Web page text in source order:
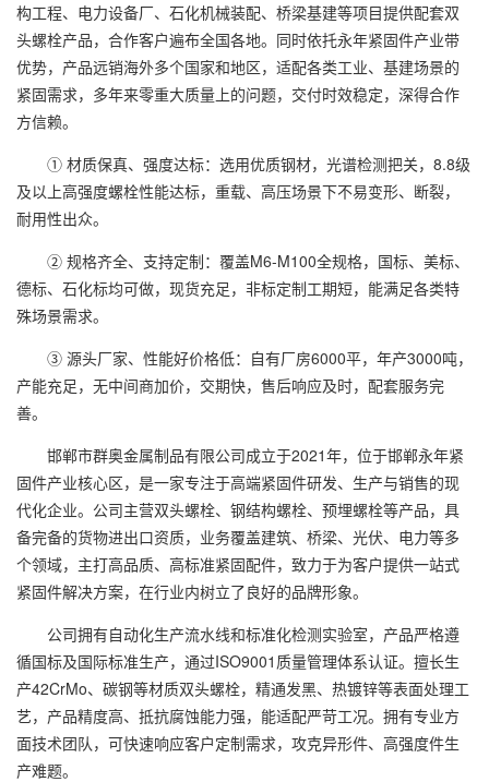
构工程、电力设备厂、石化机械装配、桥梁基建等项目提供配套双
头螺栓产品，合作客户遍布全国各地。同时依托永年紧固件产业带
优势，产品远销海外多个国家和地区，适配各类工业、基建场景的
紧固需求，多年来零重大质量上的问题，交付时效稳定，深得合作
方信赖。
① 材质保真、强度达标：选用优质钢材，光谱检测把关，8.8级
及以上高强度螺栓性能达标，重载、高压场景下不易变形、断裂，
耐用性出众。
② 规格齐全、支持定制：覆盖M6-M100全规格，国标、美标、
德标、石化标均可做，现货充足，非标定制工期短，能满足各类特
殊场景需求。
③ 源头厂家、性能好价格低：自有厂房6000平，年产3000吨，
产能充足，无中间商加价，交期快，售后响应及时，配套服务完
善。
邯郸市群奥金属制品有限公司成立于2021年，位于邯郸永年紧
固件产业核心区，是一家专注于高端紧固件研发、生产与销售的现
代化企业。公司主营双头螺栓、钢结构螺栓、预埋螺栓等产品，具
备完备的货物进出口资质，业务覆盖建筑、桥梁、光伏、电力等多
个领域，主打高品质、高标准紧固配件，致力于为客户提供一站式
紧固件解决方案，在行业内树立了良好的品牌形象。
公司拥有自动化生产流水线和标准化检测实验室，产品严格遵
循国标及国际标准生产，通过ISO9001质量管理体系认证。擅长生
产42CrMo、碳钢等材质双头螺栓，精通发黑、热镀锌等表面处理工
艺，产品精度高、抵抗腐蚀能力强，能适配严苛工况。拥有专业方
面技术团队，可快速响应客户定制需求，攻克异形件、高强度件生
产难题。